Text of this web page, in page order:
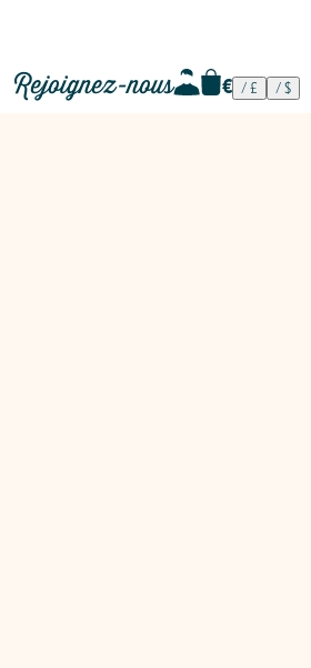
Rejoignez-nous